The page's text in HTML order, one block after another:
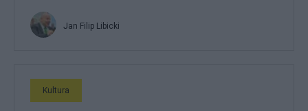
Jan Filip Libicki
Kultura